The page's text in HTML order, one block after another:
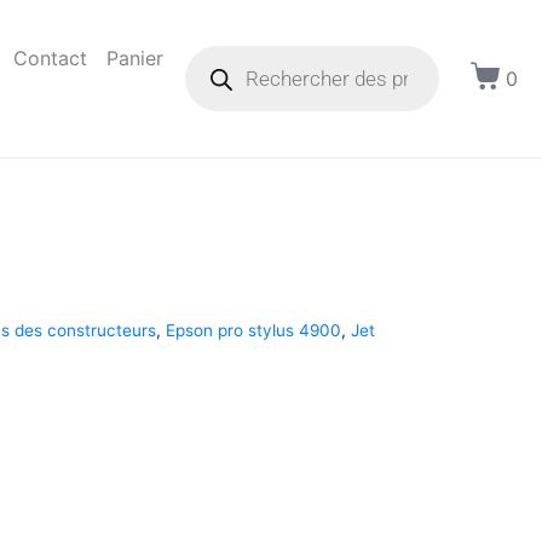
Contact
Panier
0
des constructeurs, Epson pro stylus 4900, Jet